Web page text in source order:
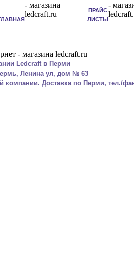
ПРАЙС
ЛИСТЫ
Ledcraft в Перми
Ленина ул, дом № 63
компании. Доставка по Перми, тел./